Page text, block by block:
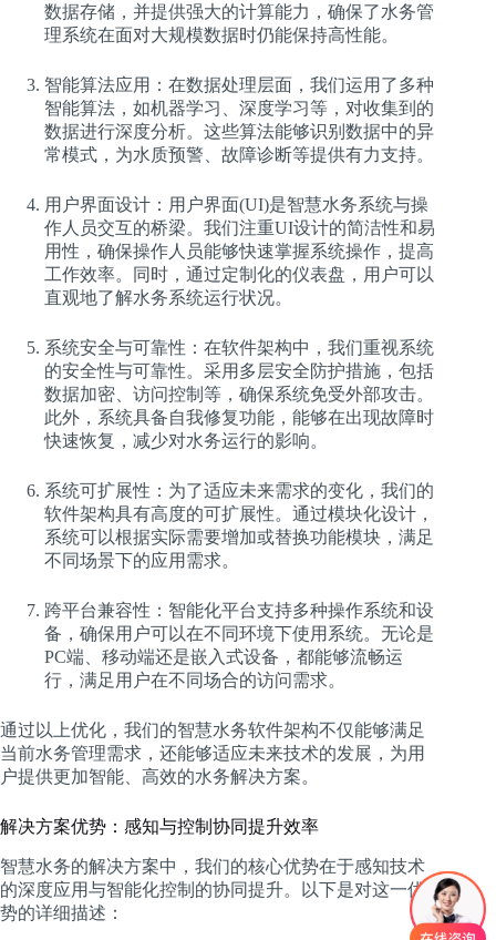
数据存储，并提供强大的计算能力，确保了水务管
理系统在面对大规模数据时仍能保持高性能。
智能算法应用：在数据处理层面，我们运用了多种
智能算法，如机器学习、深度学习等，对收集到的
数据进行深度分析。这些算法能够识别数据中的异
常模式，为水质预警、故障诊断等提供有力支持。
用户界面设计：用户界面(UI)是智慧水务系统与操
作人员交互的桥梁。我们注重UI设计的简洁性和易
用性，确保操作人员能够快速掌握系统操作，提高
工作效率。同时，通过定制化的仪表盘，用户可以
直观地了解水务系统运行状况。
系统安全与可靠性：在软件架构中，我们重视系统
的安全性与可靠性。采用多层安全防护措施，包括
数据加密、访问控制等，确保系统免受外部攻击。
此外，系统具备自我修复功能，能够在出现故障时
快速恢复，减少对水务运行的影响。
系统可扩展性：为了适应未来需求的变化，我们的
软件架构具有高度的可扩展性。通过模块化设计，
系统可以根据实际需要增加或替换功能模块，满足
不同场景下的应用需求。
跨平台兼容性：智能化平台支持多种操作系统和设
备，确保用户可以在不同环境下使用系统。无论是
PC端、移动端还是嵌入式设备，都能够流畅运
行，满足用户在不同场合的访问需求。
通过以上优化，我们的智慧水务软件架构不仅能够满足
当前水务管理需求，还能够适应未来技术的发展，为用
户提供更加智能、高效的水务解决方案。
解决方案优势：感知与控制协同提升效率
智慧水务的解决方案中，我们的核心优势在于感知技术
的深度应用与智能化控制的协同提升。以下是对这一优
势的详细描述：